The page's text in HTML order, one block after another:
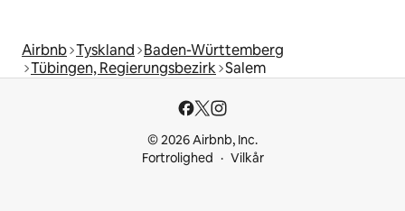
Airbnb Tyskland Baden-Württemberg
Tübingen, Regierungsbezirk Salem
© 2026 Airbnb, Inc.
Fortrolighed
Vilkår